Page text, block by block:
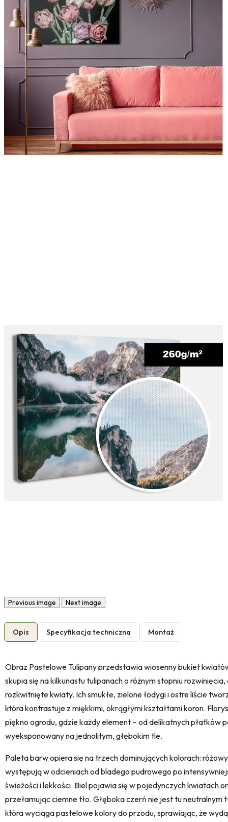
Previous image Next image
Opis Specyfikacja techniczna Montaż
Obraz Pastelowe Tulipany przedstawia wiosenny bukiet
skupia się na kilkunastu tulipanach o różnym stopniu
rozkwitnięte kwiaty. Ich smukłe, zielone łodygi i ostre liście
która kontrastuje z miękkimi, okrągłymi kształtami koron.
piękno ogrodu, gdzie każdy element – od delikatnych płatków
wyeksponowany na jednolitym, głębokim tle.
Paleta barw opiera się na trzech dominujących kolorach:
występują w odcieniach od bladego pudrowego po
świeżości i lekkości. Biel pojawia się w pojedynczych kwiatach
przełamując ciemne tło. Głęboka czerń nie jest tu neutralnym
która wyciąga pastelowe kolory do przodu, sprawiając, że